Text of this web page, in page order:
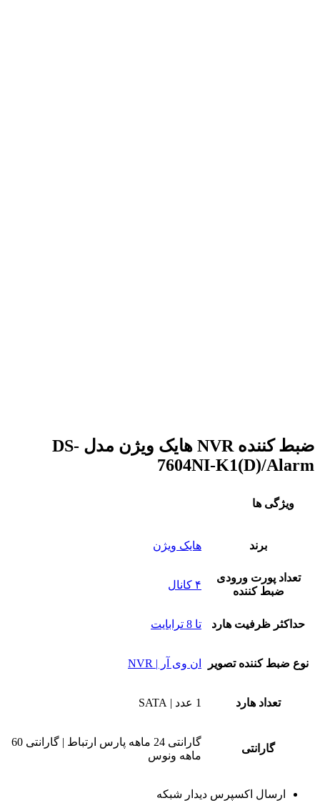
ضبط کننده NVR هایک ویژن مدل DS-
7604NI-K1(D)/Alarm
ویژگی ها
برند هایک ویژن
تعداد پورت ورودی
ضبط کننده
۴ کانال
حداکثر ظرفیت هارد تا 8 ترابایت
نوع ضبط کننده تصویر ان وی آر | NVR
تعداد هارد 1 عدد | SATA
گارانتی
گارانتی 24 ماهه پارس ارتباط | گارانتی 60
ماهه ونوس
ارسال اکسپرس دیدار شبکه